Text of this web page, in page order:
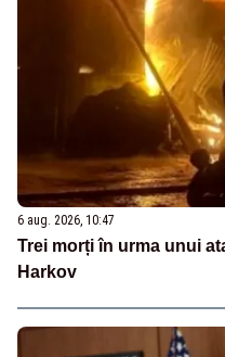
6 aug. 2026, 10:47
Trei morți în urma unui
Harkov